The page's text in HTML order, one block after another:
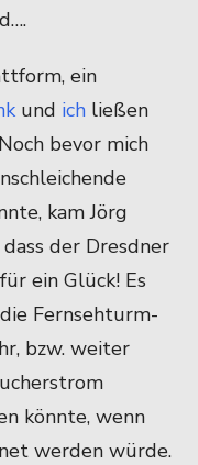
ein
und ich ließen
bevor mich
kam Jörg
der Dresdner
ein Glück! Es
Fernsehturm-
bzw. weiter
könnte, wenn
werden würde.